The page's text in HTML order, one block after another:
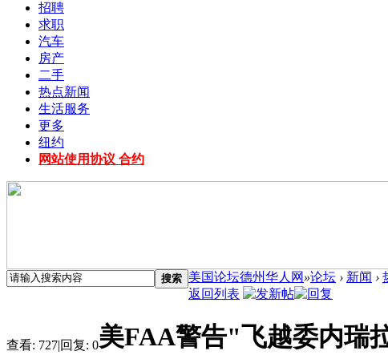
招聘
求职
汽车
房产
二手
热点新闻
生活服务
更多
纽约
网站使用协议 合约
搜索 美国论坛德州华人网 »论坛 › 新闻 ›
返回列表
查看: 727|回复: 0美FAA警告"飞越委内瑞